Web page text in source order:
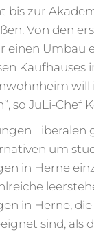
bis zur
Von den
einen Umbau
Kaufhauses
will
so JuLi-Chef
Liberalen
um
in Herne
in Herne,
sind, als